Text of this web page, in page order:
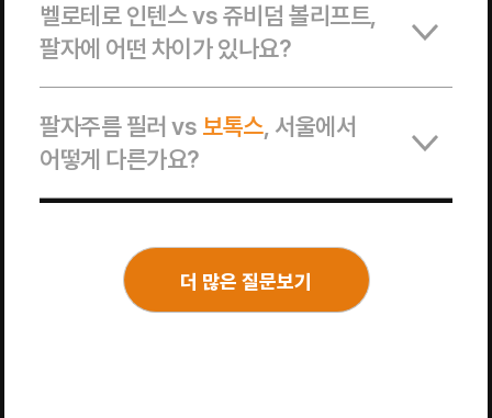
벨로테로 인텐스 vs 쥬비덤 볼리프트,
팔자에 어떤 차이가 있나요?
팔자주름 필러 vs 보톡스, 서울에서
어떻게 다른가요?
더 많은 질문보기